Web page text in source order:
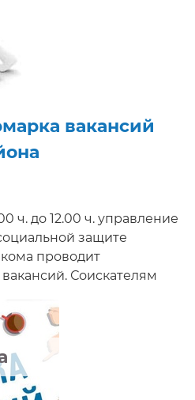
вакансий
ч. до 12.00 ч. управление
защите
проводит
Соискателям
нанимателями,
задать интересующие
получить
приглашение на
реального времени.